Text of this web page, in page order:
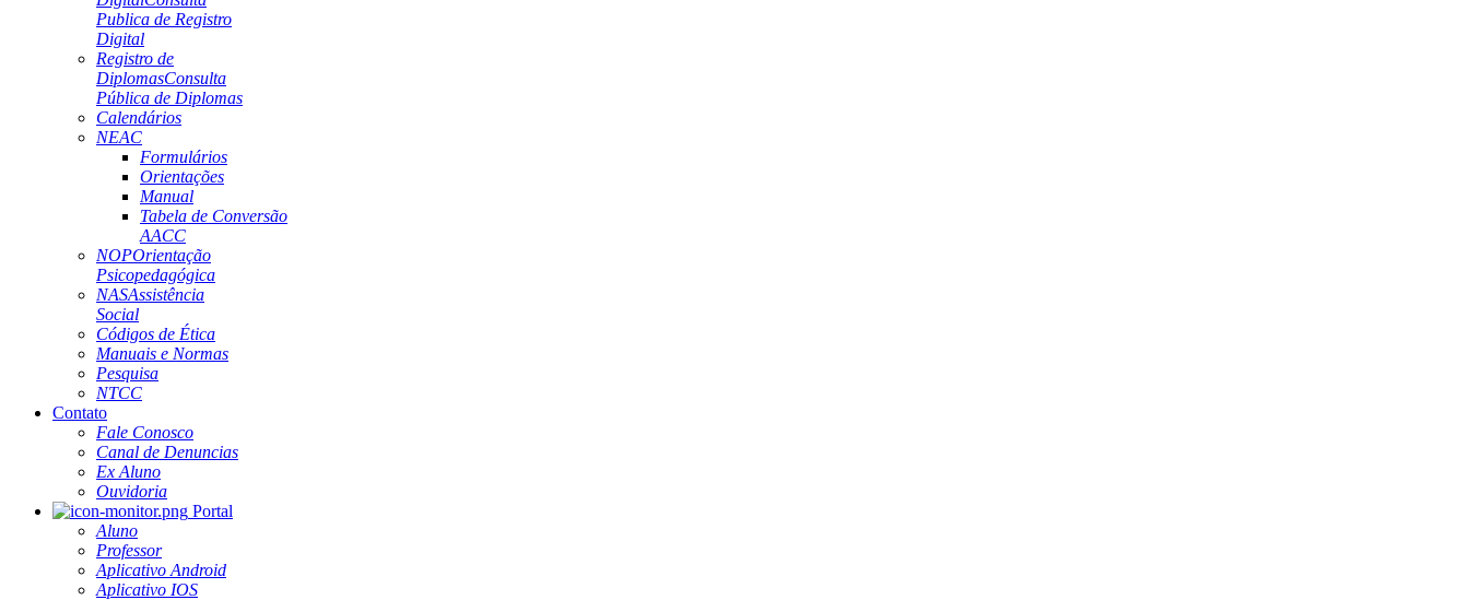
Publica de Registro
Digital
Registro de
DiplomasConsulta
Pública de Diplomas
Calendários
NEAC
Formulários
Orientações
Manual
Tabela de Conversão
AACC
NOPOrientação
Psicopedagógica
NASAssistência
Social
Códigos de Ética
Manuais e Normas
Pesquisa
NTCC
Contato
Fale Conosco
Canal de Denuncias
Ex Aluno
Ouvidoria
Portal
Aluno
Professor
Aplicativo Android
Aplicativo IOS